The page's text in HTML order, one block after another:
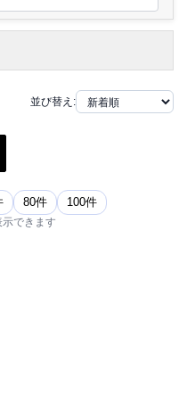
並び替え:
80件 100件
できます